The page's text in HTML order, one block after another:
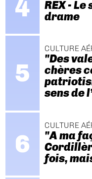
REX -
drame
CULTURE
"Des
chères
sens de
CULTURE
"A ma
fois,